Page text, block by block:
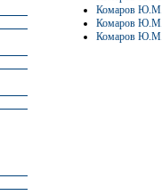
Комаров Ю.М.
Комаров Ю.М.
Комаров Ю.М.